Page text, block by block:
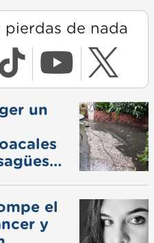
pierdas de nada
un
el
y